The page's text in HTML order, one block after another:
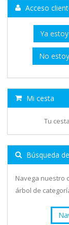
Acceso
Ya
No
Mi cesta
Tu
Búsqueda
Navega nuestro
árbol de